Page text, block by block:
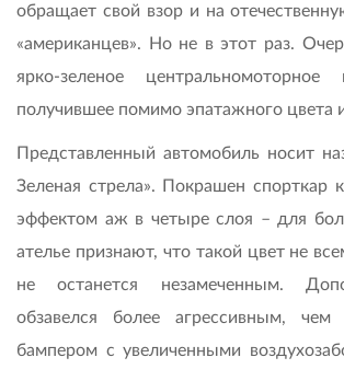
обращает свой взор и на
«американцев». Но не в этот раз.
ярко-зеленое
получившее помимо эпатажного цвета
Представленный автомобиль носит
Зеленая стрела». Покрашен спорткар
эффектом аж в четыре слоя – для
ателье признают, что такой цвет не
не останется незамеченным.
обзавелся более агрессивным, чем
бампером с увеличенными